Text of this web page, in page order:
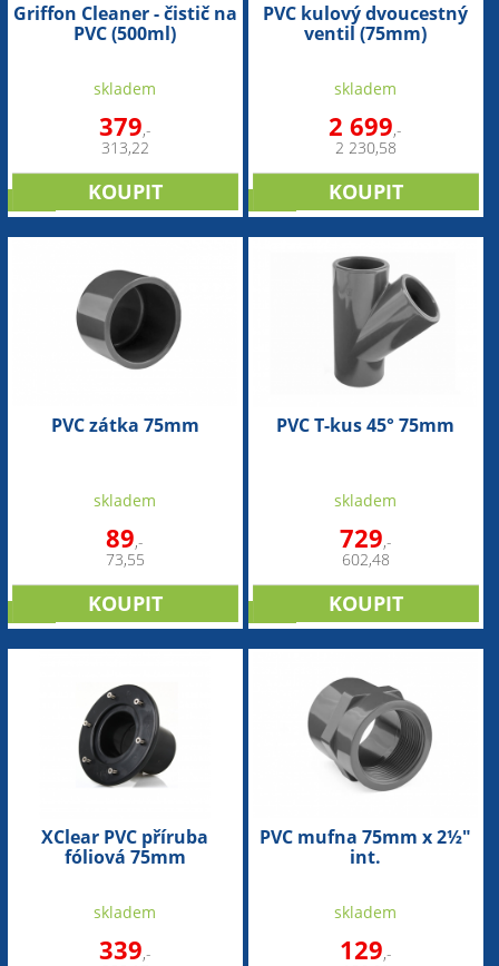
Griffon Cleaner - čistič na
PVC (500ml)
skladem
379,-
313,22
PVC kulový dvoucestný
ventil (75mm)
skladem
2 699,-
2 230,58
PVC zátka 75mm
skladem
89,-
73,55
PVC T-kus 45° 75mm
skladem
729,-
602,48
XClear PVC příruba
fóliová 75mm
skladem
339,-
PVC mufna 75mm x 2½"
int.
skladem
129,-